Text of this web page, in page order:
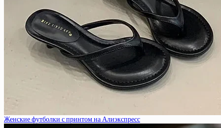
Женские футболки с принтом на Алиэкспресс